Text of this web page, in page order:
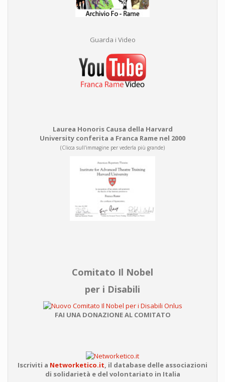
Guarda i Video
Laurea Honoris Causa della Harvard
University conferita a Franca Rame nel 2000
(Clicca sull'immagine per vederla più grande)
Comitato Il Nobel
per i Disabili
FAI UNA DONAZIONE AL COMITATO
Iscriviti a Networketico.it, il database delle associazioni
di solidarietà e del volontariato in Italia